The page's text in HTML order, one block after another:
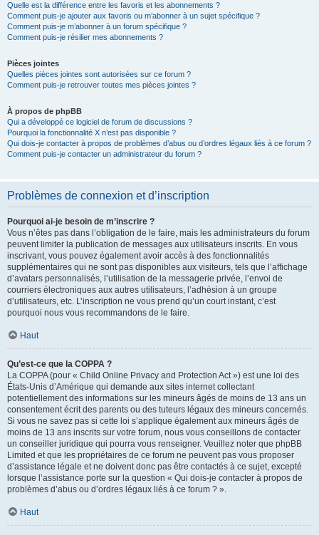
Quelle est la différence entre les favoris et les abonnements ?
Comment puis-je ajouter aux favoris ou m’abonner à un sujet spécifique ?
Comment puis-je m’abonner à un forum spécifique ?
Comment puis-je résilier mes abonnements ?
Pièces jointes
Quelles pièces jointes sont autorisées sur ce forum ?
Comment puis-je retrouver toutes mes pièces jointes ?
À propos de phpBB
Qui a développé ce logiciel de forum de discussions ?
Pourquoi la fonctionnalité X n’est pas disponible ?
Qui dois-je contacter à propos de problèmes d’abus ou d’ordres légaux liés à ce forum ?
Comment puis-je contacter un administrateur du forum ?
Problèmes de connexion et d’inscription
Pourquoi ai-je besoin de m’inscrire ?
Vous n’êtes pas dans l’obligation de le faire, mais les administrateurs du forum
peuvent limiter la publication de messages aux utilisateurs inscrits. En vous
inscrivant, vous pouvez également avoir accès à des fonctionnalités
supplémentaires qui ne sont pas disponibles aux visiteurs, tels que l’affichage
d’avatars personnalisés, l’utilisation de la messagerie privée, l’envoi de
courriers électroniques aux autres utilisateurs, l’adhésion à un groupe
d’utilisateurs, etc. L’inscription ne vous prend qu’un court instant, c’est
pourquoi nous vous recommandons de le faire.
Haut
Qu’est-ce que la COPPA ?
La COPPA (pour « Child Online Privacy and Protection Act ») est une loi des
États-Unis d’Amérique qui demande aux sites internet collectant
potentiellement des informations sur les mineurs âgés de moins de 13 ans un
consentement écrit des parents ou des tuteurs légaux des mineurs concernés.
Si vous ne savez pas si cette loi s’applique également aux mineurs âgés de
moins de 13 ans inscrits sur votre forum, nous vous conseillons de contacter
un conseiller juridique qui pourra vous renseigner. Veuillez noter que phpBB
Limited et que les propriétaires de ce forum ne peuvent pas vous proposer
d’assistance légale et ne doivent donc pas être contactés à ce sujet, excepté
lorsque l’assistance porte sur la question « Qui dois-je contacter à propos de
problèmes d’abus ou d’ordres légaux liés à ce forum ? ».
Haut